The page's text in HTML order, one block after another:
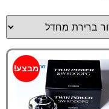
מבצע!